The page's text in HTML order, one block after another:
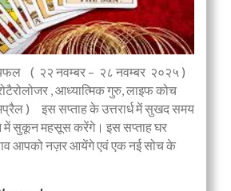
( २२ नवम्बर – २८ नवम्बर २०२५ )
, आध्यात्मिक गुरु, लाइफ कोच
) इस सप्ताह के उत्तरार्ध में सुखद समय
में सुकून महसूस करेंगे। इस सप्ताह घर
आपको नज़र आयेंगे एवं एक नई सोच के